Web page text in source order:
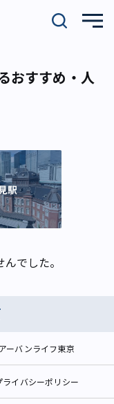
おすすめ・人
駅
でした。
アーバンライフ東京
ライバシーポリシー